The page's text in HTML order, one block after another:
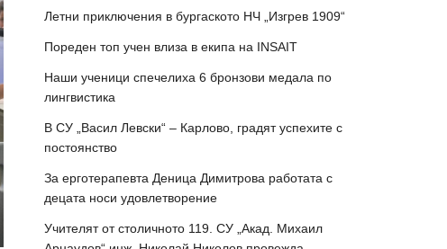
Летни приключения в бургаското НЧ „Изгрев 1909“
Пореден топ учен влиза в екипа на INSAIT
Наши ученици спечелиха 6 бронзови медала по
лингвистика
В СУ „Васил Левски“ – Карлово, градят успехите с
постоянство
За ерготерапевта Деница Димитрова работата с
децата носи удовлетворение
Учителят от столичното 119. СУ „Акад. Михаил